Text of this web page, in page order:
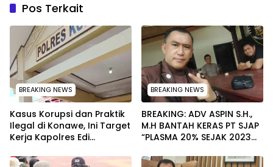
Pos Terkait
BREAKING NEWS
Kasus Korupsi dan Praktik
Ilegal di Konawe, Ini Target
Kerja Kapolres Edi
BREAKING NEWS
BREAKING: ADV ASPIN S.H.,
M.H BANTAH KERAS PT SJAP
“PLASMA 20% SEJAK 2023
WARGA WAWOONE!